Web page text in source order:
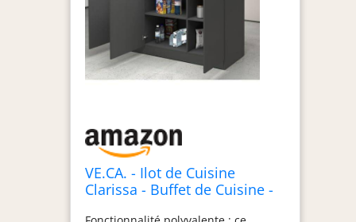
de classe et de fonctionnalité à votre
VE.CA. - Ilot de Cuisine
Clarissa - Buffet de Cuisine -